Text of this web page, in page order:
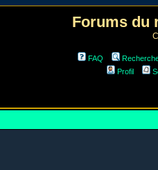
Forums du
FAQ
Profil